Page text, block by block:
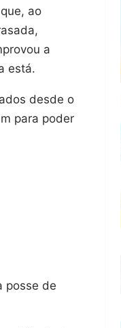
ao
a
está.
desde o
para poder
posse de